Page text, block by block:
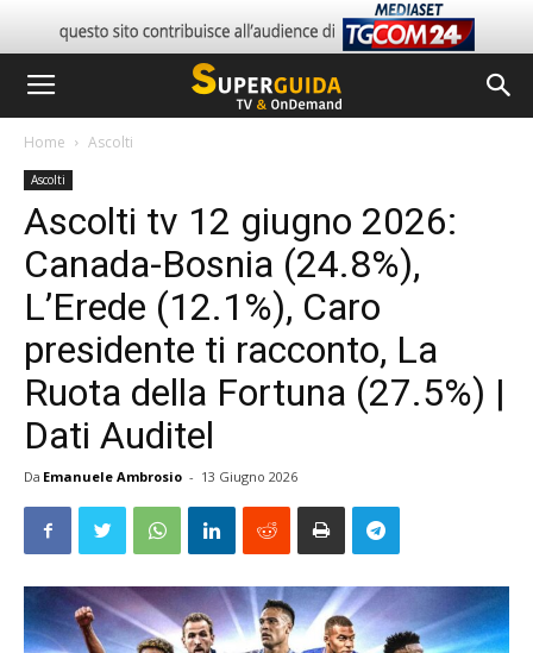
Home Ascolti
Ascolti
Ascolti tv 12 giugno 2026:
Canada-Bosnia (24.8%),
L’Erede (12.1%), Caro
presidente ti racconto, La
Ruota della Fortuna (27.5%) |
Dati Auditel
Da Emanuele Ambrosio - 13 Giugno 2026